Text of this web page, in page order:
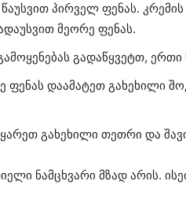
პირველ ფენას.
მეორე ფენას.
გადაწყვეტთ,
ფენას დაამატეთ გახეხილი
გახეხილი თეთრი და
ნამცხვარი მზად არის.